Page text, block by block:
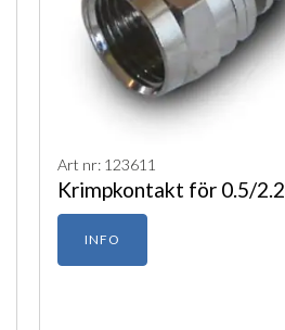
Art nr: 123611
Krimpkontakt för 0.5/2.2
INFO